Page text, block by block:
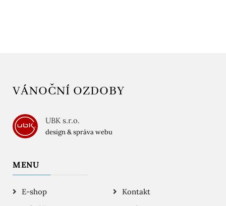
VÁNOČNÍ OZDOBY
UBK s.r.o.
design & správa webu
MENU
E-shop
Kontakt